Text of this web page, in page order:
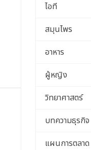
ไอที
สมุนไพร
อาหาร
ผู้หญิง
วิทยาศาสตร์
บทความธุรกิจ
แผนการตลาด